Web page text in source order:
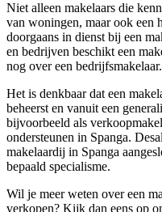
Niet alleen makelaars die
van woningen, maar ook een
doorgaans in dienst bij een
en bedrijven beschikt een
nog over een bedrijfsmakelaar.
Het is denkbaar dat een
beheerst en vanuit een
bijvoorbeeld als
ondersteunen in Spanga.
makelaardij in Spanga
bepaald specialisme.
Wil je meer weten over een
verkopen? Kijk dan eens op